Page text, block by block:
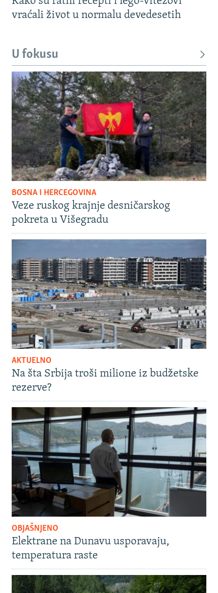
vraćali život u normalu devedesetih
U fokusu
BOSNA I HERCEGOVINA
Veze ruskog krajnje desničarskog
pokreta u Višegradu
AKTUELNO
Na šta Srbija troši milione iz budžetske
rezerve?
OBJAŠNJENO
Elektrane na Dunavu usporavaju,
temperatura raste